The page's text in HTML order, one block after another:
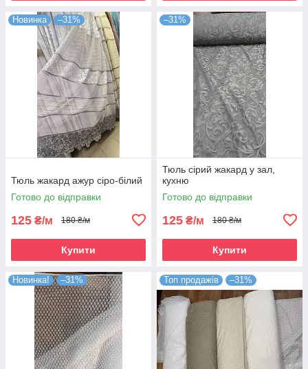
Новинка –31%
Тюль жакард ажур сіро-білий
Готово до відправки
125 ₴/м 180 ₴/м
Купити
–31%
Тюль сірий жакард у зал,
кухню
Готово до відправки
125 ₴/м 180 ₴/м
Купити
Новинка! –31% Топ продажів –31%